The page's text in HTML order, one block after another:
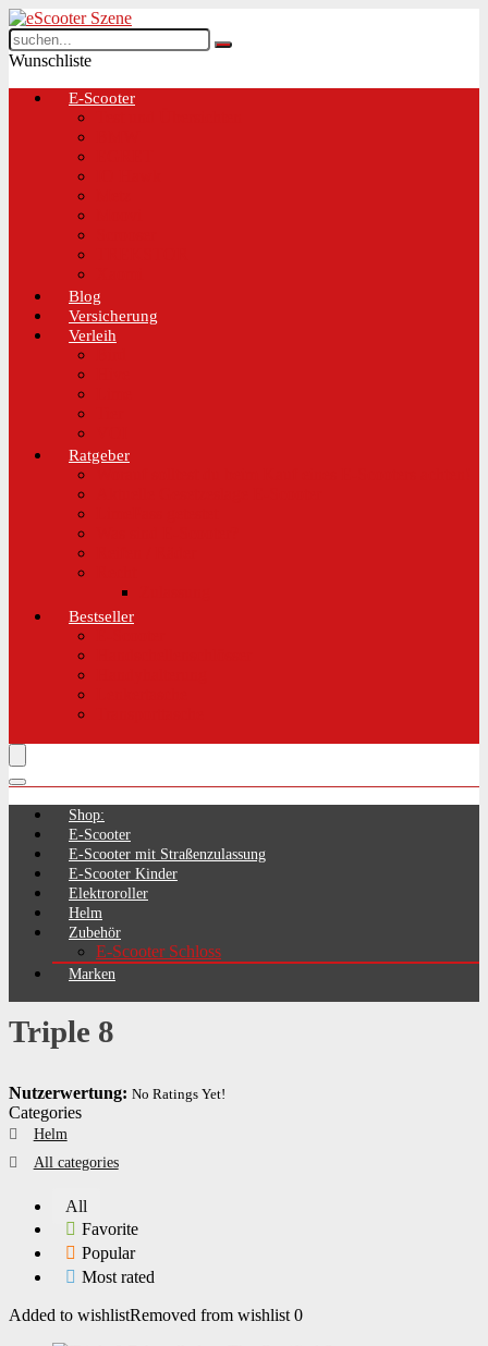
Wunschliste
E-Scooter
Blog
Versicherung
Verleih
Ratgeber
Bestseller
Shop:
E-Scooter
E-Scooter mit Straßenzulassung
E-Scooter Kinder
Elektroroller
Helm
Zubehör
E-Scooter Schloss
Marken
Triple 8
Nutzerwertung: No Ratings Yet!
Categories
Helm
All categories
All
Favorite
Popular
Most rated
Added to wishlistRemoved from wishlist 0